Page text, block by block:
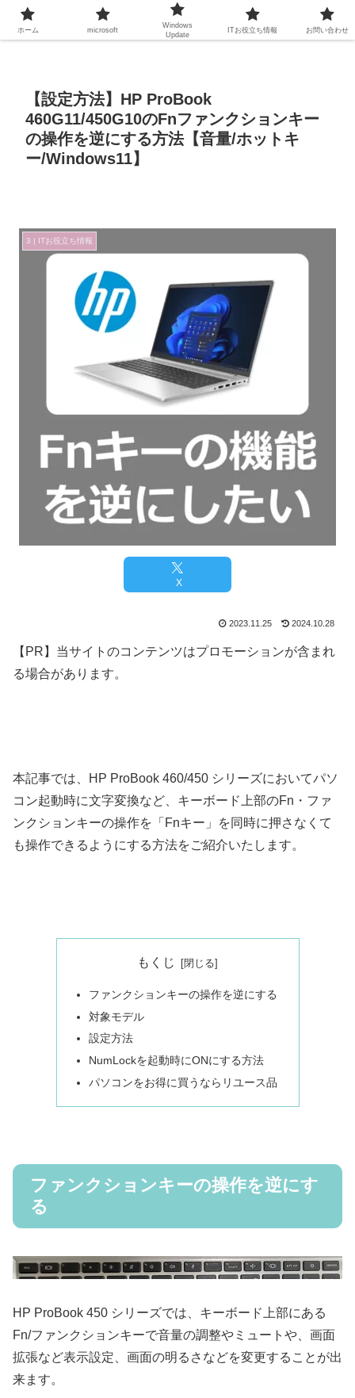
【設定方法】HP ProBook
460G11/450G10のFnファンクションキー
の操作を逆にする方法【音量/ホットキ
ー/Windows11】
3 | ITお役立ち情報
X
2023.11.25 2024.10.28
【PR】当サイトのコンテンツはプロモーションが含まれ
る場合があります。
本記事では、HP ProBook 460/450 シリーズにおいてパソ
コン起動時に文字変換など、キーボード上部のFn・ファ
ンクションキーの操作を「Fnキー」を同時に押さなくて
も操作できるようにする方法をご紹介いたします。
もくじ
ファンクションキーの操作を逆にする
対象モデル
設定方法
NumLockを起動時にONにする方法
パソコンをお得に買うならリユース品
ファンクションキーの操作を逆にす
る
HP ProBook 450 シリーズでは、キーボード上部にある
Fn/ファンクションキーで音量の調整やミュートや、画面
拡張など表示設定、画面の明るさなどを変更することが出
来ます。
ホーム microsoft
Windows
Update
ITお役立ち情報 お問い合わせ